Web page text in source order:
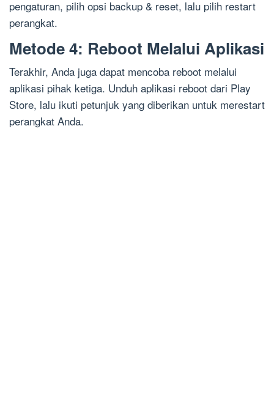
pengaturan, pilih opsi backup & reset, lalu pilih restart
perangkat.
Metode 4: Reboot Melalui Aplikasi
Terakhir, Anda juga dapat mencoba reboot melalui
aplikasi pihak ketiga. Unduh aplikasi reboot dari Play
Store, lalu ikuti petunjuk yang diberikan untuk merestart
perangkat Anda.